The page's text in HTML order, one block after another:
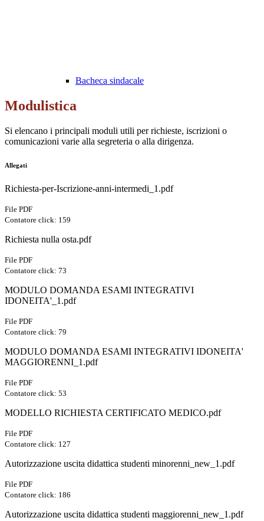
Bacheca sindacale
Modulistica
Si elencano i principali moduli utili per richieste, iscrizioni o
comunicazioni varie alla segreteria o alla dirigenza.
Allegati
Richiesta-per-Iscrizione-anni-intermedi_1.pdf
File PDF
Contatore click: 159
Richiesta nulla osta.pdf
File PDF
Contatore click: 73
MODULO DOMANDA ESAMI INTEGRATIVI
IDONEITA'_1.pdf
File PDF
Contatore click: 79
MODULO DOMANDA ESAMI INTEGRATIVI IDONEITA'
MAGGIORENNI_1.pdf
File PDF
Contatore click: 53
MODELLO RICHIESTA CERTIFICATO MEDICO.pdf
File PDF
Contatore click: 127
Autorizzazione uscita didattica studenti minorenni_new_1.pdf
File PDF
Contatore click: 186
Autorizzazione uscita didattica studenti maggiorenni_new_1.pdf